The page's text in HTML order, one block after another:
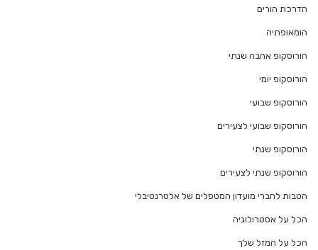
הדרכת הורים
הומאופתיה
הורוסקופ אהבה שנתי
הורוסקופ יומי
הורוסקופ שבועי
הורוסקופ שבועי לצעירים
הורוסקופ שנתי
הורוסקופ שנתי לצעירים
הטבות לחברי מועדון המטפלים של אלטרנטיבלי
הכל על אסטרולוגיה
הכל על המזל שלך